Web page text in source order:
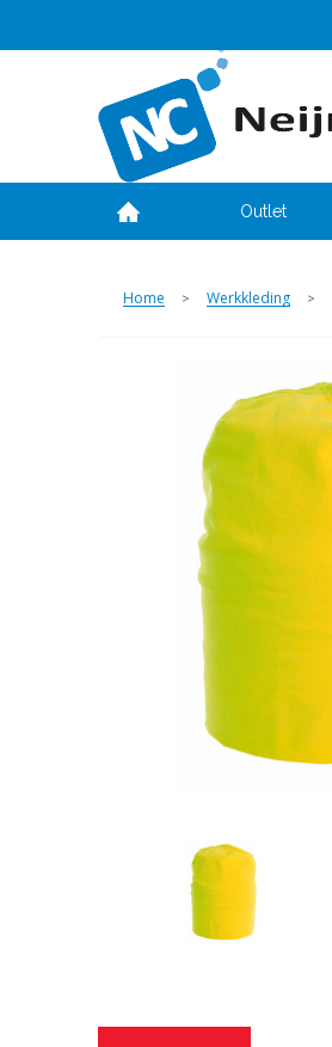
Outlet
Home > Werkkleding >